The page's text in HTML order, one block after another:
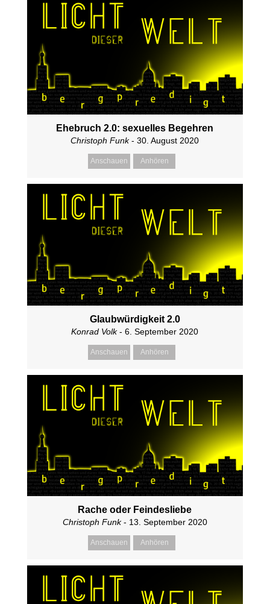
Ehebruch 2.0: sexuelles Begehren
Christoph Funk- 30. August 2020
Anschauen Anhören
Glaubwürdigkeit 2.0
Konrad Volk- 6. September 2020
Anschauen Anhören
Rache oder Feindesliebe
Christoph Funk- 13. September 2020
Anschauen Anhören